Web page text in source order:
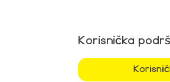
Korisnička